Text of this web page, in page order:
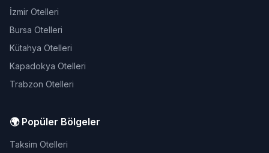
İzmir Otelleri
Bursa Otelleri
Kütahya Otelleri
Kapadokya Otelleri
Trabzon Otelleri
🌍 Popüler Bölgeler
Taksim Otelleri